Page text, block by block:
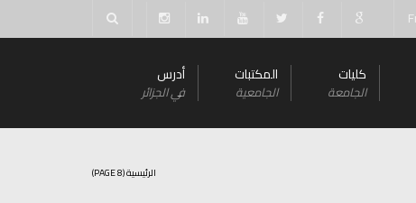
كليات
الجامعة
المكتبات
الجامعية
أدرس
في الجزائر
الرئيسية(PAGE 8)